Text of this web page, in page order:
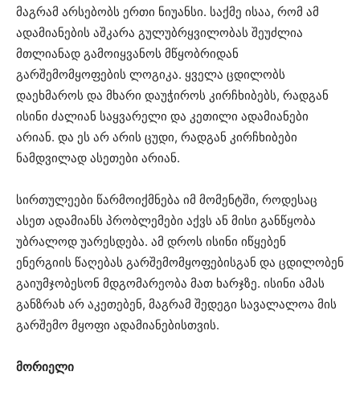
მაგრამ არსებობს ერთი ნიუანსი. საქმე ისაა, რომ ამ
ადამიანების აშკარა გულუბრყვილობას შეუძლია
მთლიანად გამოიყვანოს მწყობრიდან
გარშემომყოფების ლოგიკა. ყველა ცდილობს
დაეხმაროს და მხარი დაუჭიროს კირჩხიბებს, რადგან
ისინი ძალიან საყვარელი და კეთილი ადამიანები
არიან. და ეს არ არის ცუდი, რადგან კირჩხიბები
ნამდვილად ასეთები არიან.
სირთულეები წარმოიქმნება იმ მომენტში, როდესაც
ასეთ ადამიანს პრობლემები აქვს ან მისი განწყობა
უბრალოდ უარესდება. ამ დროს ისინი იწყებენ
ენერგიის წაღებას გარშემომყოფებისგან და ცდილობენ
გაიუმჯობესონ მდგომარეობა მათ ხარჯზე. ისინი ამას
განზრახ არ აკეთებენ, მაგრამ შედეგი სავალალოა მის
გარშემო მყოფი ადამიანებისთვის.
მორიელი